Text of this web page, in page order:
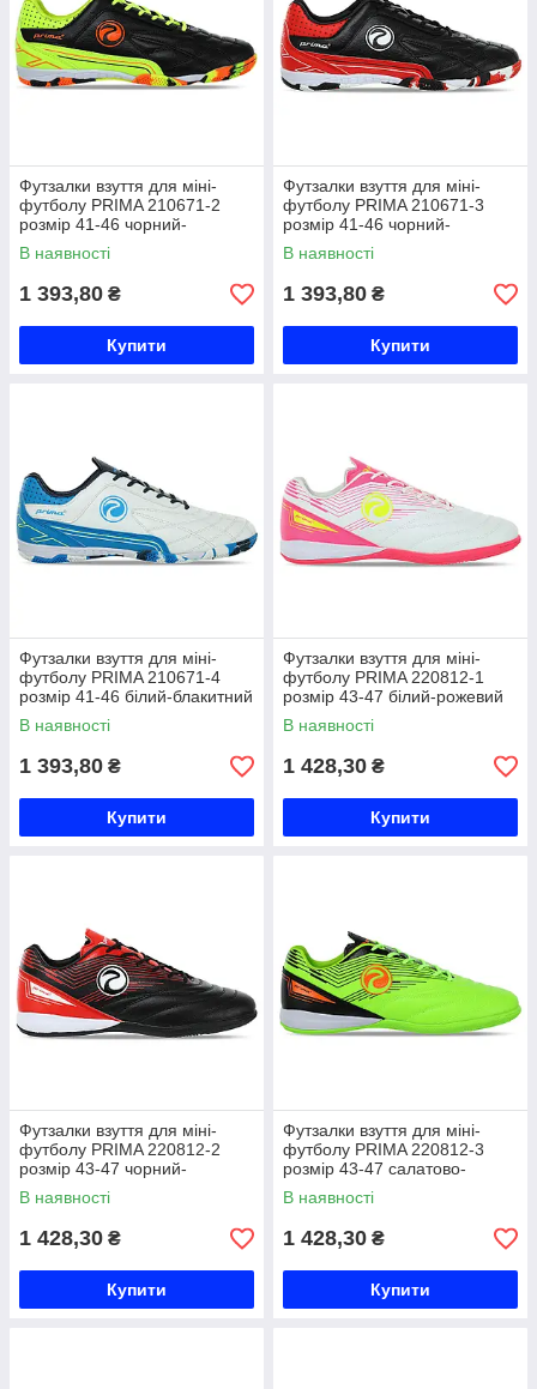
Футзалки взуття для міні-
футболу PRIMA 210671-2
розмір 41-46 чорний-
лимонний Код 210671-2
В наявності
1 393,80 ₴
Купити
Футзалки взуття для міні-
футболу PRIMA 210671-3
розмір 41-46 чорний-
червоний Код 210671-3
В наявності
1 393,80 ₴
Купити
Футзалки взуття для міні-
футболу PRIMA 210671-4
розмір 41-46 білий-блакитний
Код 210671-4
В наявності
1 393,80 ₴
Купити
Футзалки взуття для міні-
футболу PRIMA 220812-1
розмір 43-47 білий-рожевий
Код 220812-1
В наявності
1 428,30 ₴
Купити
Футзалки взуття для міні-
футболу PRIMA 220812-2
розмір 43-47 чорний-
червоний Код 220812-2
В наявності
1 428,30 ₴
Купити
Футзалки взуття для міні-
футболу PRIMA 220812-3
розмір 43-47 салатово-
помаранчевий Код 220812-3
В наявності
1 428,30 ₴
Купити